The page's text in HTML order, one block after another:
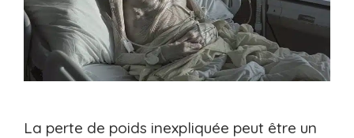
La perte de poids inexpliquée peut être un